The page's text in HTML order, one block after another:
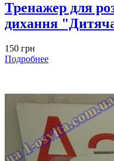
Тренажер для
дихання
150 грн
Подробнее